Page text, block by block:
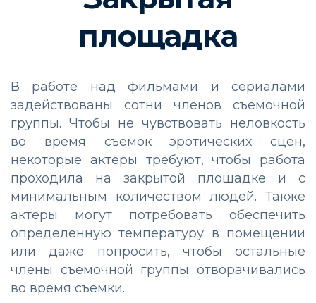
площадка
В работе над фильмами и сериалами
задействованы сотни членов съемочной
группы. Чтобы не чувствовать неловкость
во время съемок эротических сцен,
некоторые актеры требуют, чтобы работа
проходила на закрытой площадке и с
минимальным количеством людей. Также
актеры могут потребовать обеспечить
определенную температуру в помещении
или даже попросить, чтобы остальные
члены съемочной группы отворачивались
во время съемки.